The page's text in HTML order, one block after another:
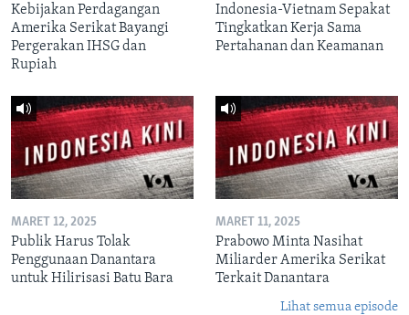
Kebijakan Perdagangan
Amerika Serikat Bayangi
Pergerakan IHSG dan
Rupiah
Indonesia-Vietnam Sepakat
Tingkatkan Kerja Sama
Pertahanan dan Keamanan
MARET 12, 2025
Publik Harus Tolak
Penggunaan Danantara
untuk Hilirisasi Batu Bara
MARET 11, 2025
Prabowo Minta Nasihat
Miliarder Amerika Serikat
Terkait Danantara
Lihat semua episode